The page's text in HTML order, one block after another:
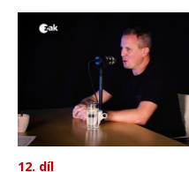
12. díl